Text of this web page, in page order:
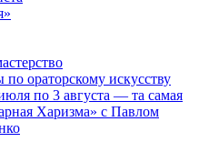
ораторскому искусству
по 3 августа — та самая
Харизма» с Павлом